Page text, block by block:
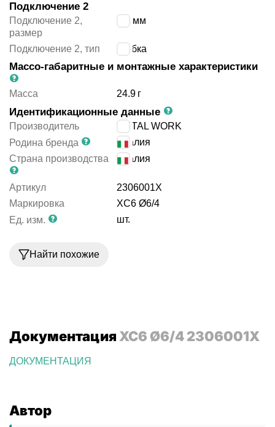
Подключение 2
Подключение 2,
размер
6/4 мм
Подключение 2, тип трубка
Массо-габаритные и монтажные характеристики
Масса 24.9 г
Идентификационные данные
Производитель
METAL WORK
Родина бренда
Италия
Страна производства
Италия
Артикул
2306001X
Маркировка
XC6 Ø6/4
Ед. изм.
шт.
Найти похожие
Документация XC6 Ø6/4 2306001X
ДОКУМЕНТАЦИЯ
Автор